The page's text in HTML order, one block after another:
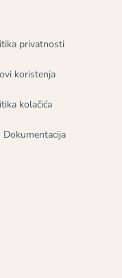
privatnosti
koristenja
kolačića
Dokumentacija